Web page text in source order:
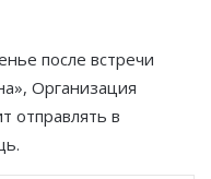
после встречи
Организация
отправлять в